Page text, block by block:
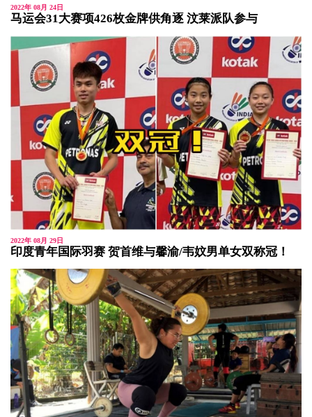
2022年 08月 24日
马运会31大赛项426枚金牌供角逐 汶莱派队参与
2022年 08月 29日
印度青年国际羽赛 贺首维与馨渝/韦妏男单女双称冠！